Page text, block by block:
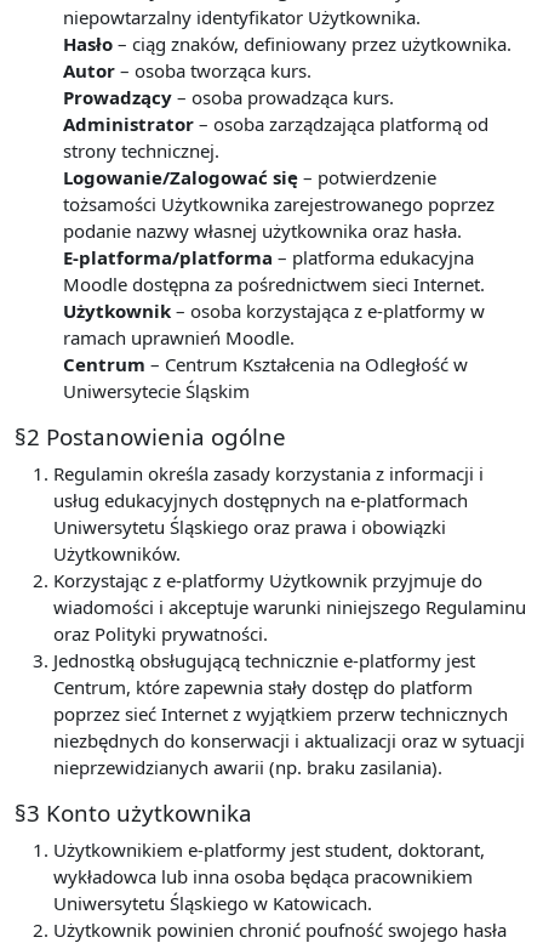
niepowtarzalny identyfikator Użytkownika.
Hasło – ciąg znaków, definiowany przez użytkownika.
Autor – osoba tworząca kurs.
Prowadzący – osoba prowadząca kurs.
Administrator – osoba zarządzająca platformą od
strony technicznej.
Logowanie/Zalogować się – potwierdzenie
tożsamości Użytkownika zarejestrowanego poprzez
podanie nazwy własnej użytkownika oraz hasła.
E-platforma/platforma – platforma edukacyjna
Moodle dostępna za pośrednictwem sieci Internet.
Użytkownik – osoba korzystająca z e-platformy w
ramach uprawnień Moodle.
Centrum – Centrum Kształcenia na Odległość w
Uniwersytecie Śląskim
§2 Postanowienia ogólne
Regulamin określa zasady korzystania z informacji i
usług edukacyjnych dostępnych na e-platformach
Uniwersytetu Śląskiego oraz prawa i obowiązki
Użytkowników.
Korzystając z e-platformy Użytkownik przyjmuje do
wiadomości i akceptuje warunki niniejszego Regulaminu
oraz Polityki prywatności.
Jednostką obsługującą technicznie e-platformy jest
Centrum, które zapewnia stały dostęp do platform
poprzez sieć Internet z wyjątkiem przerw technicznych
niezbędnych do konserwacji i aktualizacji oraz w sytuacji
nieprzewidzianych awarii (np. braku zasilania).
§3 Konto użytkownika
Użytkownikiem e-platformy jest student, doktorant,
wykładowca lub inna osoba będąca pracownikiem
Uniwersytetu Śląskiego w Katowicach.
Użytkownik powinien chronić poufność swojego hasła